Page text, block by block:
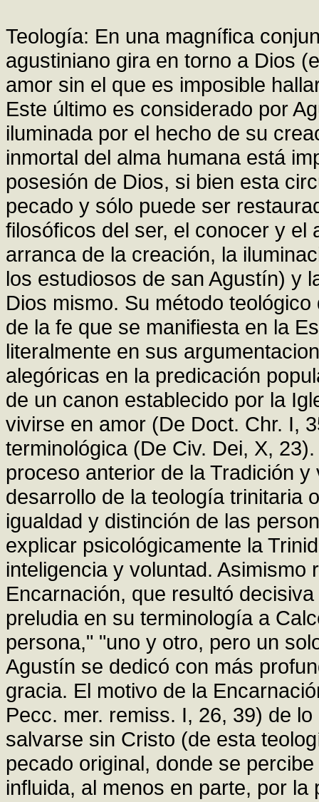
Teología: En una magnífica
agustiniano gira en torno a Dios
amor sin el que es imposible
Este último es considerado por
iluminada por el hecho de su
inmortal del alma humana está
posesión de Dios, si bien esta
pecado y sólo puede ser
filosóficos del ser, el conocer y el
arranca de la creación, la
los estudiosos de san Agustín) y
Dios mismo. Su método
de la fe que se manifiesta en la
literalmente en sus
alegóricas en la predicación
de un canon establecido por la
vivirse en amor (De Doct. Chr. I,
terminológica (De Civ. Dei, X,
proceso anterior de la Tradición
desarrollo de la teología trinitaria
igualdad y distinción de las
explicar psicológicamente la
inteligencia y voluntad.
Encarnación, que resultó
preludia en su terminología a
persona," "uno y otro, pero un
Agustín se dedicó con más
gracia. El motivo de la
Pecc. mer. remiss. I, 26, 39) de
salvarse sin Cristo (de esta
pecado original, donde se
influida, al menos en parte, por